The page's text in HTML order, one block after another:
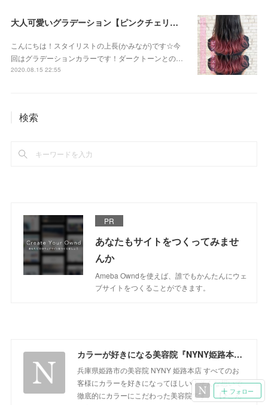
大人可愛いグラデーション【ピンクチェリー】
こんにちは！スタイリストの上長(かみなが)です☆今
回はグラデーションカラーです！ダークトーンとの…
2020.08.15 22:55
検索
PR
あなたもサイトをつくってみませ
んか
Ameba Owndを使えば、誰でもかんたんにウェ
ブサイトをつくることができます。
カラーが好きになる美容院『NYNY姫路本店』ブログ
兵庫県姫路市の美容院 NYNY 姫路本店 すべてのお
客様にカラーを好きになってほしい！そんな想いで
徹底的にカラーにこだわった美容院です。 【♪こんフォロー